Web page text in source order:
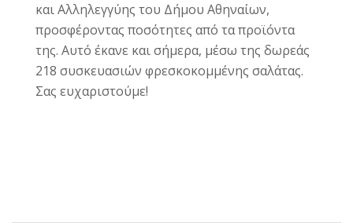
και Αλληλεγγύης του Δήμου Αθηναίων,
προσφέροντας ποσότητες από τα προϊόντα
της. Αυτό έκανε και σήμερα, μέσω της δωρεάς
218 συσκευασιών φρεσκοκομμένης σαλάτας.
Σας ευχαριστούμε!